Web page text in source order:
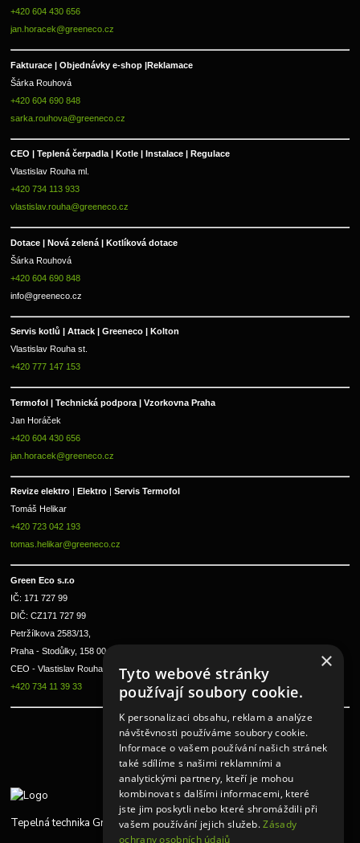
+420 604 430 656
jan.horacek@greeneco.cz
Fakturace | Objednávky e-shop |Reklamace
Šárka Rouhová
+420 604 690 848
sarka.rouhova@greeneco.cz
CEO | Teplená čerpadla | Kotle | Instalace | Regulace
Vlastislav Rouha ml.
+420 734 113 933
vlastislav.rouha@greeneco.cz
Dotace | Nová zelená | Kotlíková dotace
Šárka Rouhová
+420 604 690 848
info@greeneco.cz
Servis kotlů | Attack | Greeneco | Kolton
Vlastislav Rouha st.
+420 777 147 153
Termofol | Technická podpora | Vzorkovna Praha
Jan Horáček
+420 604 430 656
jan.horacek@greeneco.cz
Revize elektro Elektro
Servis Termofol
Tomáš Helikar
+420 723 042 193
tomas.helikar@greeneco.cz
Green Eco s.r.o
IČ: 171 727 99
DIČ: CZ171 727 99
Petržílkova 2583/13,
Praha - Stodůlky, 158 00
CEO - Vlastislav Rouha ml.
+420 734 11 39 33
Tepelná technika Greeneco
×
Tyto webové stránky
používají soubory cookie.
K personalizaci obsahu, reklam a analýze
návštěvnosti používáme soubory cookie.
Informace o vašem používání našich stránek
také sdílíme s našimi reklamními a
analytickými partnery, kteří je mohou
kombinovat s dalšími informacemi, které
jste jim poskytli nebo které shromáždili při
vašem používání jejich služeb.Zásady
ochrany osobních údajů